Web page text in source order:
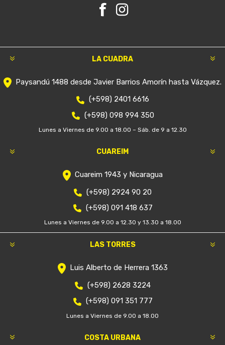
LA CUADRA
Paysandú 1488 desde Javier Barrios Amorín hasta Vázquez.
(+598) 2401 6616
(+598) 098 994 350
Lunes a Viernes de 9.00 a 18.00 – Sáb. de 9 a 12.30
CUAREIM
Cuareim 1943 y Nicaragua
(+598) 2924 90 20
(+598) 091 418 637
Lunes a Viernes de 9.00 a 12.30 y 13.30 a 18.00
LAS TORRES
Luis Alberto de Herrera 1363
(+598) 2628 3224
(+598) 091 351 777
Lunes a Viernes de 9.00 a 18.00
COSTA URBANA